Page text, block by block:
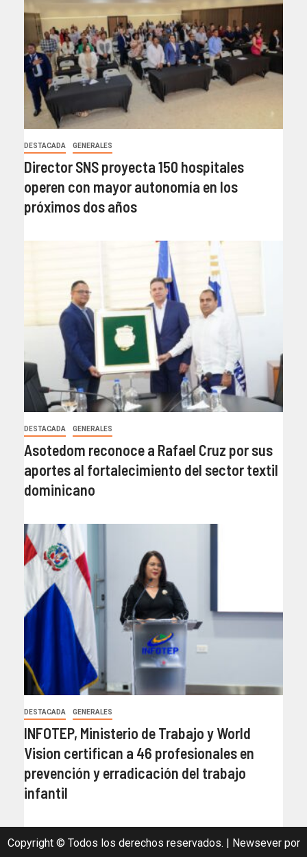
DESTACADA GENERALES
Director SNS proyecta 150 hospitales
operen con mayor autonomía en los
próximos dos años
DESTACADA GENERALES
Asotedom reconoce a Rafael Cruz por sus
aportes al fortalecimiento del sector textil
dominicano
DESTACADA GENERALES
INFOTEP, Ministerio de Trabajo y World
Vision certifican a 46 profesionales en
prevención y erradicación del trabajo
infantil
Copyright © Todos los derechos reservados. Newseverpor